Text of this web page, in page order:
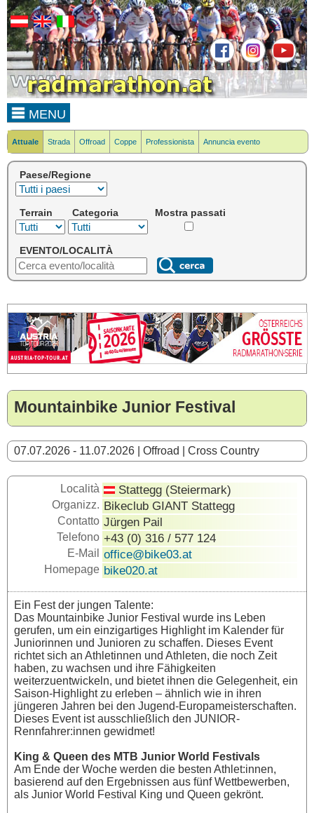
MENU
Attuale Strada Offroad Coppe Professionista Annuncia evento
Paese/Regione
Terrain Categoria Mostra passati
EVENTO/LOCALITÀ
Mountainbike Junior Festival
07.07.2026 - 11.07.2026 | Offroad | Cross Country
Località Stattegg (Steiermark)
Organizz. Bikeclub GIANT Stattegg
Contatto Jürgen Pail
Telefono +43 (0) 316 / 577 124
E-Mail office@bike03.at
Homepage bike020.at
Ein Fest der jungen Talente:
Das Mountainbike Junior Festival wurde ins Leben
gerufen, um ein einzigartiges Highlight im Kalender für
Juniorinnen und Junioren zu schaffen. Dieses Event
richtet sich an Athletinnen und Athleten, die noch Zeit
haben, zu wachsen und ihre Fähigkeiten
weiterzuentwickeln, und bietet ihnen die Gelegenheit, ein
Saison-Highlight zu erleben – ähnlich wie in ihren
jüngeren Jahren bei den Jugend-Europameisterschaften.
Dieses Event ist ausschließlich den JUNIOR-
Rennfahrer:innen gewidmet!
King & Queen des MTB Junior World Festivals
Am Ende der Woche werden die besten Athlet:innen,
basierend auf den Ergebnissen aus fünf Wettbewerben,
als Junior World Festival King und Queen gekrönt.